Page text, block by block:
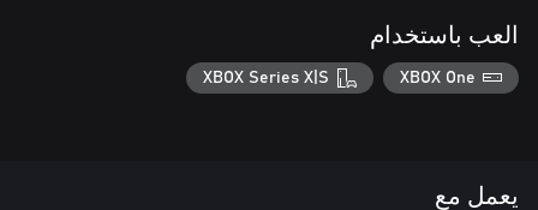
العب باستخدام
XBOX One
XBOX Series X|S
يعمل مع